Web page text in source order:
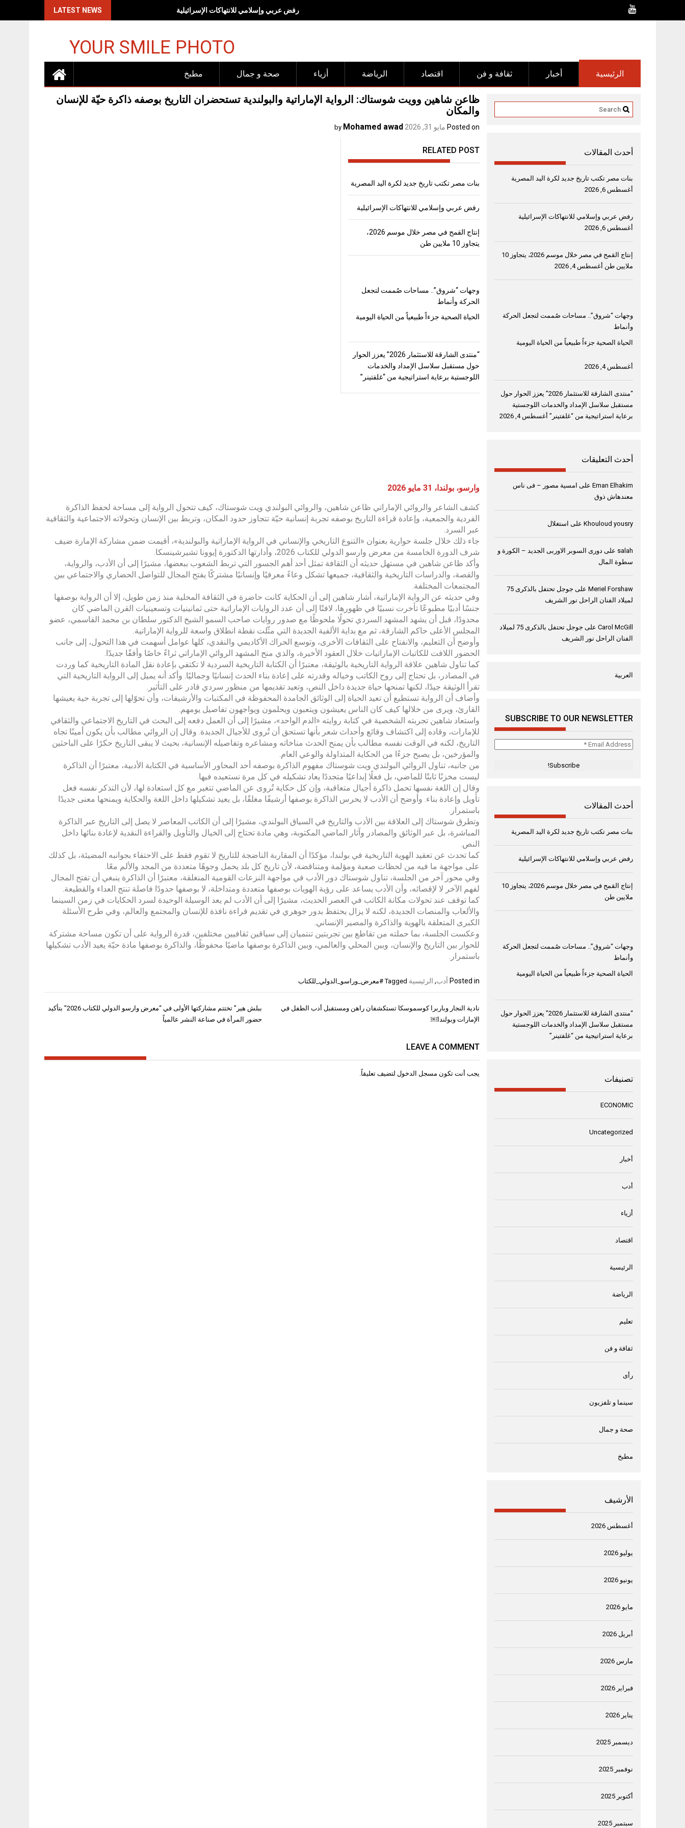
LATEST NEWS رفض عربي وإسلامي للانتهاكات الإسرائيلية
YOUR SMILE PHOTO
مطبخ صحة و جمال أزياء الرياضة اقتصاد ثقافة و فن أخبار الرئيسية
ظاعن شاهين وويت شوستاك: الرواية الإماراتية والبولندية تستحضران التاريخ بوصفه ذاكرة حيّة للإنسان
والمكان
Posted on مايو 31, 2026 by
Mohamed awad
RELATED POST
بنات مصر تكتب تاريخ جديد لكرة اليد المصرية
رفض عربي وإسلامي للانتهاكات الإسرائيلية
إنتاج القمح في مصر خلال موسم 2026،
يتجاوز 10 ملايين طن
وجهات “شروق”.. مساحات صُممت لتجعل
الحركة وأنماط
الحياة الصحية جزءاً طبيعياً من الحياة اليومية
“منتدى الشارقة للاستثمار 2026” يعزز الحوار
حول مستقبل سلاسل الإمداد والخدمات
اللوجستية برعاية استراتيجية من “غلفتينر”
وارسو، بولندا، 31 مايو 2026
كشف الشاعر والروائي الإماراتي ظاعن شاهين، والروائي البولندي ويت شوستاك، كيف تتحول الرواية إلى مساحة لحفظ الذاكرة
الفردية والجمعية، وإعادة قراءة التاريخ بوصفه تجربة إنسانية حيّة تتجاوز حدود المكان، وتربط بين الإنسان وتحولاته الاجتماعية والثقافية
عبر السرد.
جاء ذلك خلال جلسة حوارية بعنوان «التنوع التاريخي والإنساني في الرواية الإماراتية والبولندية»، أقيمت ضمن مشاركة الإمارة ضيف
شرف الدورة الخامسة من معرض وارسو الدولي للكتاب 2026، وأدارتها الدكتورة إيوونا تشيرشينسكا.
وأكد ظاعن شاهين في مستهل حديثه أن الثقافة تمثل أحد أهم الجسور التي تربط الشعوب ببعضها، مشيرًا إلى أن الأدب، والرواية،
والقصة، والدراسات التاريخية والثقافية، جميعها تشكل وعاءً معرفيًا وإنسانيًا مشتركًا يفتح المجال للتواصل الحضاري والاجتماعي بين
المجتمعات المختلفة.
وفي حديثه عن الرواية الإماراتية، أشار شاهين إلى أن الحكاية كانت حاضرة في الثقافة المحلية منذ زمن طويل، إلا أن الرواية بوصفها
جنسًا أدبيًا مطبوعًا تأخرت نسبيًا في ظهورها، لافتًا إلى أن عدد الروايات الإماراتية حتى ثمانينيات وتسعينيات القرن الماضي كان
محدودًا، قبل أن يشهد المشهد السردي تحولًا ملحوظًا مع صدور روايات صاحب السمو الشيخ الدكتور سلطان بن محمد القاسمي، عضو
المجلس الأعلى حاكم الشارقة، ثم مع بداية الألفية الجديدة التي مثّلت نقطة انطلاق واسعة للرواية الإماراتية.
وأوضح أن التعليم، والانفتاح على الثقافات الأخرى، وتوسع الحراك الأكاديمي والنقدي، كلها عوامل أسهمت في هذا التحول، إلى جانب
الحضور اللافت للكاتبات الإماراتيات خلال العقود الأخيرة، والذي منح المشهد الروائي الإماراتي ثراءً خاصًا وأفقًا جديدًا.
كما تناول شاهين علاقة الرواية التاريخية بالوثيقة، معتبرًا أن الكتابة التاريخية السردية لا تكتفي بإعادة نقل المادة التاريخية كما وردت
في المصادر، بل تحتاج إلى روح الكاتب وخياله وقدرته على إعادة بناء الحدث إنسانيًا وجماليًا. وأكد أنه يميل إلى الرواية التاريخية التي
تقرأ الوثيقة جيدًا، لكنها تمنحها حياة جديدة داخل النص، وتعيد تقديمها من منظور سردي قادر على التأثير.
وأضاف أن الرواية تستطيع أن تعيد الحياة إلى الوثائق الجامدة المحفوظة في المكتبات والأرشيفات، وأن تحوّلها إلى تجربة حية يعيشها
القارئ، ويرى من خلالها كيف كان الناس يعيشون ويتعبون ويحلمون ويواجهون تفاصيل يومهم.
واستعاد شاهين تجربته الشخصية في كتابة روايته «الدم الواحد»، مشيرًا إلى أن العمل دفعه إلى البحث في التاريخ الاجتماعي والثقافي
للإمارات، وقاده إلى اكتشاف وقائع وأحداث شعر بأنها تستحق أن تُروى للأجيال الجديدة. وقال إن الروائي مطالب بأن يكون أمينًا تجاه
التاريخ، لكنه في الوقت نفسه مطالب بأن يمنح الحدث مناخاته ومشاعره وتفاصيله الإنسانية، بحيث لا يبقى التاريخ حكرًا على الباحثين
والمؤرخين، بل يصبح جزءًا من الحكاية المتداولة والوعي العام.
من جانبه، تناول الروائي البولندي ويت شوستاك مفهوم الذاكرة بوصفه أحد المحاور الأساسية في الكتابة الأدبية، معتبرًا أن الذاكرة
ليست مخزنًا ثابتًا للماضي، بل فعلًا إبداعيًا متجددًا يعاد تشكيله في كل مرة نستعيده فيها.
وقال إن اللغة نفسها تحمل ذاكرة أجيال متعاقبة، وإن كل حكاية تُروى عن الماضي تتغير مع كل استعادة لها، لأن التذكر نفسه فعل
تأويل وإعادة بناء. وأوضح أن الأدب لا يحرس الذاكرة بوصفها أرشيفًا مغلقًا، بل يعيد تشكيلها داخل اللغة والحكاية ويمنحها معنى جديدًا
باستمرار.
وتطرق شوستاك إلى العلاقة بين الأدب والتاريخ في السياق البولندي، مشيرًا إلى أن الكاتب المعاصر لا يصل إلى التاريخ عبر الذاكرة
المباشرة، بل عبر الوثائق والمصادر وآثار الماضي المكتوبة، وهي مادة تحتاج إلى الخيال والتأويل والقراءة النقدية لإعادة بنائها داخل
النص.
كما تحدث عن تعقيد الهوية التاريخية في بولندا، مؤكدًا أن المقاربة الناضجة للتاريخ لا تقوم فقط على الاحتفاء بجوانبه المضيئة، بل كذلك
على مواجهة ما فيه من لحظات صعبة ومؤلمة ومتناقضة، لأن تاريخ كل بلد يحمل وجوهًا متعددة من المجد والألم معًا.
وفي محور آخر من الجلسة، تناول شوستاك دور الأدب في مواجهة النزعات القومية المنغلقة، معتبرًا أن الذاكرة ينبغي أن تفتح المجال
لفهم الآخر لا لإقصائه، وأن الأدب يساعد على رؤية الهويات بوصفها متعددة ومتداخلة، لا بوصفها حدودًا فاصلة تنتج العداء والقطيعة.
كما توقف عند تحولات مكانة الكاتب في العصر الحديث، مشيرًا إلى أن الأدب لم يعد الوسيلة الوحيدة لسرد الحكايات في زمن السينما
والألعاب والمنصات الجديدة، لكنه لا يزال يحتفظ بدور جوهري في تقديم قراءة نافذة للإنسان والمجتمع والعالم، وفي طرح الأسئلة
الكبرى المتعلقة بالهوية والذاكرة والمصير الإنساني.
وعكست الجلسة، بما حملته من تقاطع بين تجربتين تنتميان إلى سياقين ثقافيين مختلفين، قدرة الرواية على أن تكون مساحة مشتركة
للحوار بين التاريخ والإنسان، وبين المحلي والعالمي، وبين الذاكرة بوصفها ماضيًا محفوظًا، والذاكرة بوصفها مادة حيّة يعيد الأدب تشكيلها
باستمرار.
Posted in أدب, الرئيسية Tagged #معرض_وراسو_الدولي_للكتاب
تصفّح
المقالات
ببلش هير” تختتم مشاركتها الأولى في “معرض وارسو الدولي للكتاب 2026” بتأكيد
حضور المرأة في صناعة النشر عالمياً
نادية النجار وباربرا كوسموسكا تستكشفان راهن ومستقبل أدب الطفل في
الإمارات وبولندا￼
LEAVE A COMMENT
يجب أنت تكون مسجل الدخول لتضيف تعليقاً.
أحدث المقالات
بنات مصر تكتب تاريخ جديد لكرة اليد المصرية
أغسطس 6, 2026
رفض عربي وإسلامي للانتهاكات الإسرائيلية
أغسطس 6, 2026
إنتاج القمح في مصر خلال موسم 2026، يتجاوز 10
ملايين طن أغسطس 4, 2026
وجهات “شروق”.. مساحات صُممت لتجعل الحركة
وأنماط
الحياة الصحية جزءاً طبيعياً من الحياة اليومية
أغسطس 4, 2026
“منتدى الشارقة للاستثمار 2026” يعزز الحوار حول
مستقبل سلاسل الإمداد والخدمات اللوجستية
برعاية استراتيجية من “غلفتينر” أغسطس 4, 2026
أحدث التعليقات
Eman Elhakim على امسية مصور – فى ناس
معندهاش ذوق
Khouloud yousry على استغلال
salah على دورى السوبر الاوربى الجديد – الكورة و
سطوة المال
Meriel Forshaw على
جوجل تحتفل بالذكرى 75
لميلاد الفنان الراحل نور الشريف
Carol McGill على
جوجل تحتفل بالذكرى 75 لميلاد
الفنان الراحل نور الشريف
العربية
SUBSCRIBE TO OUR NEWSLETTER
Email
أحدث المقالات
بنات مصر تكتب تاريخ جديد لكرة اليد المصرية
رفض عربي وإسلامي للانتهاكات الإسرائيلية
إنتاج القمح في مصر خلال موسم 2026، يتجاوز 10
ملايين طن
وجهات “شروق”.. مساحات صُممت لتجعل الحركة
وأنماط
الحياة الصحية جزءاً طبيعياً من الحياة اليومية
“منتدى الشارقة للاستثمار 2026” يعزز الحوار حول
مستقبل سلاسل الإمداد والخدمات اللوجستية
برعاية استراتيجية من “غلفتينر”
تصنيفات
ECONOMIC
Uncategorized
أخبار
أدب
أزياء
اقتصاد
الرئيسية
الرياضة
تعليم
ثقافة و فن
رأى
سينما و تلفزيون
صحة و جمال
مطبخ
الأرشيف
أغسطس 2026
يوليو 2026
يونيو 2026
مايو 2026
أبريل 2026
مارس 2026
فبراير 2026
يناير 2026
ديسمبر 2025
نوفمبر 2025
أكتوبر 2025
سبتمبر 2025